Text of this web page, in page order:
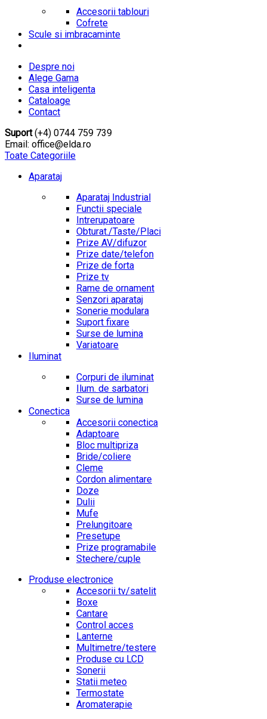
Accesorii tablouri
Cofrete
Scule si imbracaminte
Despre noi
Alege Gama
Casa inteligenta
Cataloage
Contact
Suport(+4) 0744 759 739
Email: office@elda.ro
Toate Categoriile
Aparataj
Aparataj Industrial
Functii speciale
Intrerupatoare
Obturat./Taste/Placi
Prize AV/difuzor
Prize date/telefon
Prize de forta
Prize tv
Rame de ornament
Senzori aparataj
Sonerie modulara
Suport fixare
Surse de lumina
Variatoare
Iluminat
Corpuri de iluminat
Ilum. de sarbatori
Surse de lumina
Conectica
Accesorii conectica
Adaptoare
Bloc multipriza
Bride/coliere
Cleme
Cordon alimentare
Doze
Dulii
Mufe
Prelungitoare
Presetupe
Prize programabile
Stechere/cuple
Produse electronice
Accesorii tv/satelit
Boxe
Cantare
Control acces
Lanterne
Multimetre/testere
Produse cu LCD
Sonerii
Statii meteo
Termostate
Aromaterapie